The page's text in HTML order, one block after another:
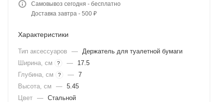
Самовывоз сегодня - бесплатно
Доставка завтра - 500 ₽
Характеристики
Тип аксессуаров — Держатель для туалетной бумаги
Ширина, см
? —
17.5
Глубина, см
? — 7
Высота, см
— 5.45
Цвет — Стальной